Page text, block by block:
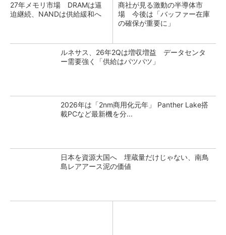
27年メモリ市場 DRAMは逼
迫継続、NANDは供給緩和へ
商社が見る激動の半導体市
場 今後は「バッファー在庫
の確保が重要に」
ルネサス、26年2Qは増収増益 データセンタ
ー需要強く「供給はパツパツ」
2026年は「2nm商用化元年」 Panther Lake搭
載PCなど最新機を分...
日本を資源大国へ 埋蔵量だけじゃない、南鳥
島レアアース泥の価値